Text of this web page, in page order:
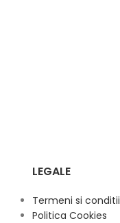
LEGALE
Termeni si conditii
Politica Cookies